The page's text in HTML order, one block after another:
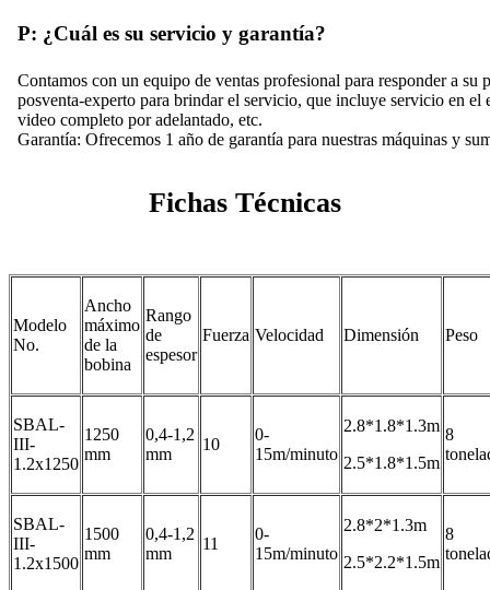
P: ¿Cuál es su servicio y garantía?
Contamos con un equipo de ventas profesional para responder a su
posventa-experto para brindar el servicio, que incluye servicio en
video completo por adelantado, etc.
Garantía: Ofrecemos 1 año de garantía para nuestras máquinas y
Fichas Técnicas
Modelo
No.
Ancho
máximo
de la
bobina
Rango
de
espesor
Fuerza Velocidad Dimensión Peso
SBAL-
III-
1.2x1250
1250
mm
0,4-1,2
mm
10
0-
15m/minuto
2.8*1.8*1.3m
2.5*1.8*1.5m
8
SBAL-
III-
1.2x1500
1500
mm
0,4-1,2
mm
11
0-
15m/minuto
2.8*2*1.3m
2.5*2.2*1.5m
8